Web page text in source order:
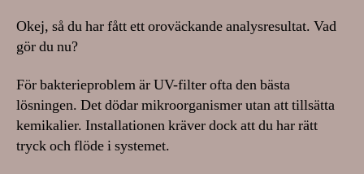
Okej, så du har fått ett oroväckande analysresultat. Vad
gör du nu?
För bakterieproblem är UV-filter ofta den bästa
lösningen. Det dödar mikroorganismer utan att tillsätta
kemikalier. Installationen kräver dock att du har rätt
tryck och flöde i systemet.